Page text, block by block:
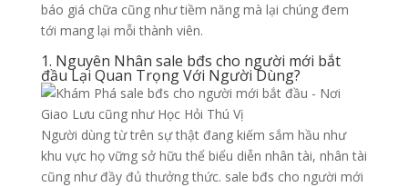
báo giá chữa cũng như tiềm năng mà lại chúng đem
tới mang lại mỗi thành viên.
1. Nguyên Nhân sale bđs cho người mới bắt
đầu Lại Quan Trọng Với Người Dùng?
Người dùng từ trên sự thật đang kiếm sắm hầu như
khu vực họ vững sở hữu thể biểu diễn nhân tài, nhân tài
cũng như đầy đủ thưởng thức. sale bđs cho người mới